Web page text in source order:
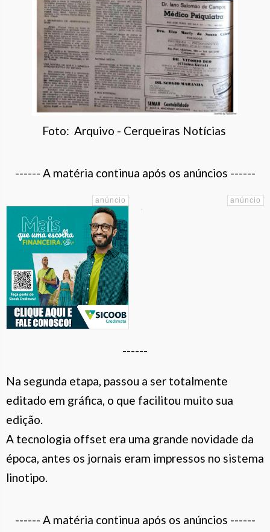
Foto: Arquivo - Cerqueiras Notícias
------ A matéria continua após os anúncios ------
------
Na segunda etapa, passou a ser totalmente
editado em gráfica, o que facilitou muito sua
edição.
A tecnologia offset era uma grande novidade da
época, antes os jornais eram impressos no sistema
linotipo.
------ A matéria continua após os anúncios ------